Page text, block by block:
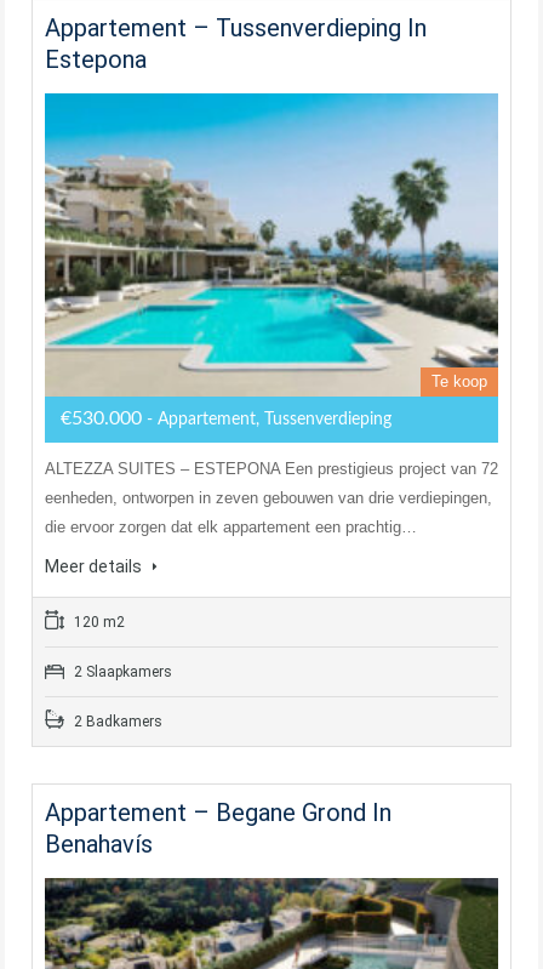
Appartement – Tussenverdieping In
Estepona
Te koop
€530.000 - Appartement, Tussenverdieping
ALTEZZA SUITES – ESTEPONA Een prestigieus project van 72
eenheden, ontworpen in zeven gebouwen van drie verdiepingen,
die ervoor zorgen dat elk appartement een prachtig…
Meer details
120 m2
2 Slaapkamers
2 Badkamers
Appartement – Begane Grond In
Benahavís